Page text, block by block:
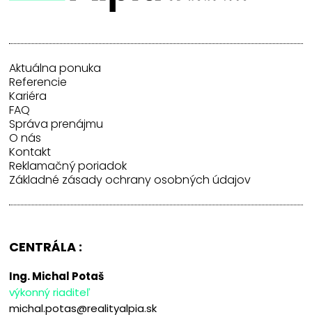
Aktuálna ponuka
Referencie
Kariéra
FAQ
Správa prenájmu
O nás
Kontakt
Reklamačný poriadok
Základné zásady ochrany osobných údajov
CENTRÁLA :
Ing. Michal Potaš
výkonný riaditeľ
michal.potas@realityalpia.sk